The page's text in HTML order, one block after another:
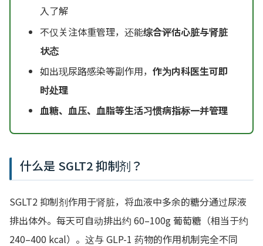
入了解
不仅关注体重管理，还能综合评估心脏与肾脏
状态
如出现尿路感染等副作用， 作为内科医生可即
时处理
血糖、血压、血脂等生活习惯病指标一并管理
什么是 SGLT2 抑制剂？
SGLT2 抑制剂作用于肾脏，将血液中多余的糖分通过尿液
排出体外。每天可自动排出约 60–100g 葡萄糖（相当于约
240–400 kcal）。这与 GLP-1 药物的作用机制完全不同